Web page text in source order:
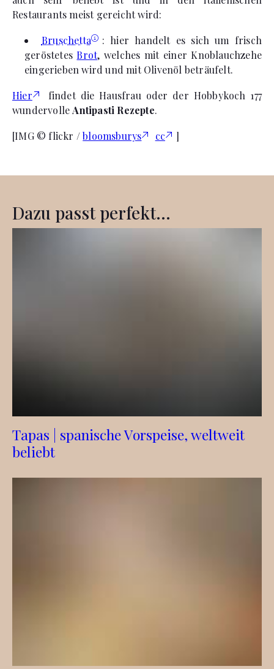
Restaurants meist gereicht wird:
Bruschetta
: hier handelt es sich um frisch
geröstetesBrot, welches mit einer Knoblauchzehe
eingerieben wird und mit Olivenöl beträufelt.
Hier
findet die Hausfrau oder der Hobbykoch 177
wundervolleAntipasti Rezepte.
[IMG © flickr /bloomsburys cc ]
Dazu passt perfekt...
Tapas | spanische Vorspeise, weltweit
beliebt